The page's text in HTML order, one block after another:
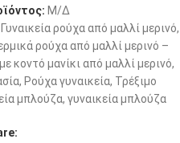
Μ/Δ
Γυναικεία ρούχα από μαλλί μερινό,
ρούχα από μαλλί μερινό –
κοντό μανίκι από μαλλί μερινό,
, Ρούχα γυναικεία, Τρέξιμο
μπλούζα, γυναικεία μπλούζα